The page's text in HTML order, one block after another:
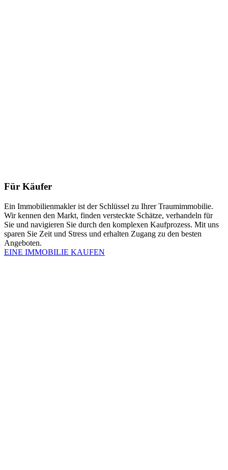
Für Käufer
Ein Immobilienmakler ist der Schlüssel zu Ihrer Traumimmobilie.
Wir kennen den Markt, finden versteckte Schätze, verhandeln für
Sie und navigieren Sie durch den komplexen Kaufprozess. Mit uns
sparen Sie Zeit und Stress und erhalten Zugang zu den besten
Angeboten.
EINE IMMOBILIE KAUFEN